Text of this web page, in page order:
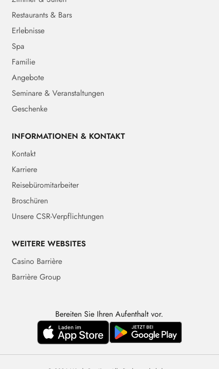
Restaurants & Bars
Erlebnisse
Spa
Familie
Angebote
Seminare & Veranstaltungen
Geschenke
INFORMATIONEN & KONTAKT
Kontakt
Karriere
Reisebüromitarbeiter
Broschüren
Unsere CSR-Verpflichtungen
WEITERE WEBSITES
Casino Barrière
Barrière Group
Bereiten Sie Ihren Aufenthalt vor.